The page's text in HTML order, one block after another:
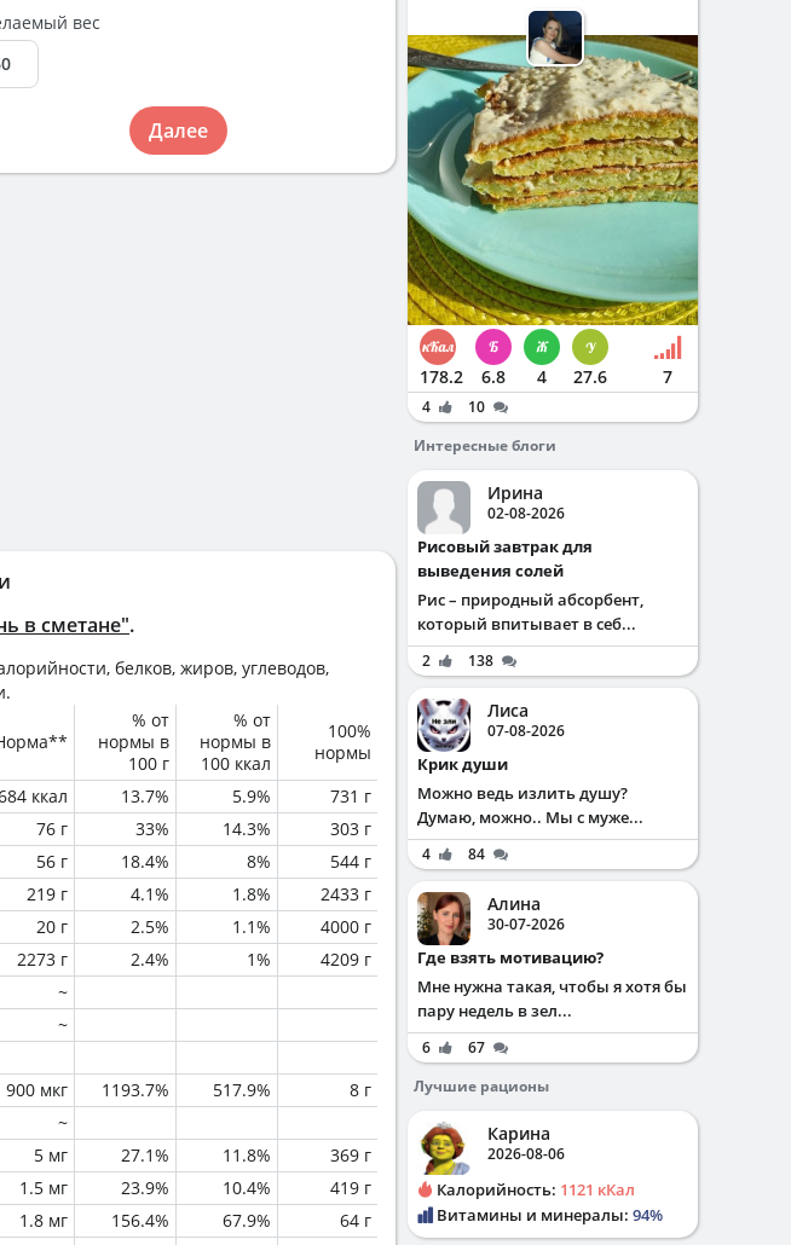
в сметане".
белков, жиров, углеводов,
% от
нормы в
100 г
% от
нормы в
100 ккал
100%
нормы
ккал 13.7% 5.9%
731 г
76 г 33% 14.3%
303 г
56 г 18.4% 8%
544 г
219 г 4.1% 1.8%
2433 г
20 г 2.5% 1.1%
4000 г
2273 г 2.4% 1%
4209 г
~
~
900 мкг 1193.7% 517.9%
8 г
~
5 мг 27.1% 11.8%
369 г
1.5 мг 23.9% 10.4%
419 г
1.8 мг 156.4% 67.9%
64 г
вес
Далее
178.2 6.8 4 27.6 7
4
10
Интересные блоги
Ирина
02-08-2026
Рисовый завтрак для
выведения солей
Рис – природный абсорбент,
который впитывает в себ...
2 138
Лиса
07-08-2026
Крик души
Можно ведь излить душу?
Думаю, можно.. Мы с муже...
4 84
Алина
30-07-2026
Где взять мотивацию?
Мне нужна такая, чтобы я хотя бы
пару недель в зел...
6
67
Лучшие рационы
Карина
2026-08-06
Калорийность: 1121 кКал
Витамины и минералы: 94%